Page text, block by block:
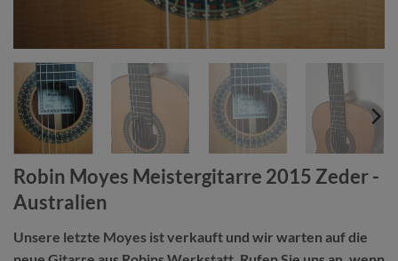
Robin Moyes Meistergitarre 2015 Zeder -
Australien
Unsere letzte Moyes ist verkauft und wir warten auf die